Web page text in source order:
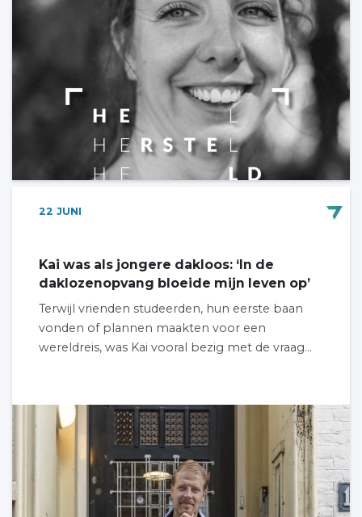
22 JUNI
Kai was als jongere dakloos: ‘In de
daklozenopvang bloeide mijn leven op’
Terwijl vrienden studeerden, hun eerste baan
vonden of plannen maakten voor een
wereldreis, was Kai vooral bezig met de vraag...